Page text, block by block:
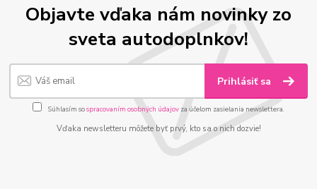
Objavte vďaka nám novinky zo
sveta autodoplnkov!
Prihlásiť sa
Súhlasím sospracovaním osobných údajov za účelom zasielania newslettera.
Vďaka newsletteru môžete byť prvý, kto sa o nich dozvie!